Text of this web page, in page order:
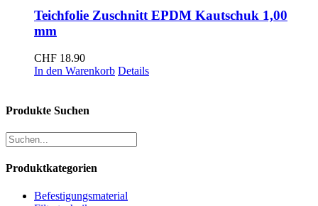
Teichfolie Zuschnitt EPDM Kautschuk 1,00
mm
CHF 18.90
In den Warenkorb Details
Produkte Suchen
Produktkategorien
Befestigungsmaterial